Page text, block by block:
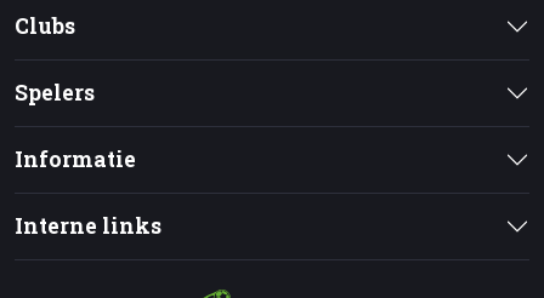
Clubs
Spelers
Informatie
Interne links